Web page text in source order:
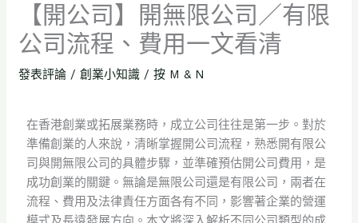
【開公司】開無限公司／有限
公司流程、費用一文看清
發表評論 /創業小知識 / 按 M & N
在香港創業或拓展業務時，成立公司往往是第一步。對於
準備創業的人來說，清晰掌握開公司流程，熟悉開有限公
司與開無限公司的具體步驟，並準確預估開公司費用，是
成功創業的關鍵。無論是無限公司還是有限公司，兩者在
流程、費用及法律責任方面各有不同，影響著企業的營運